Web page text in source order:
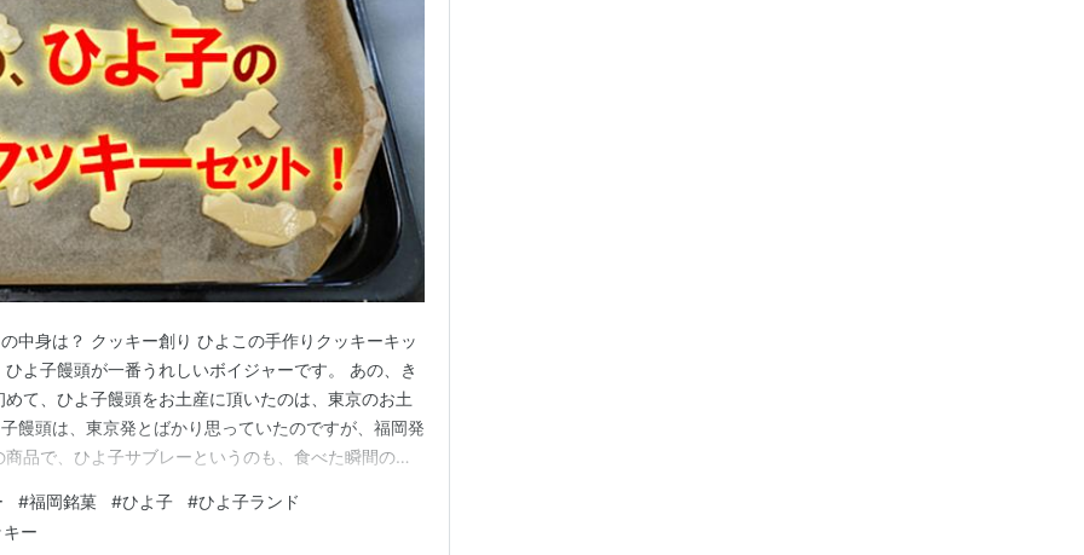
中身は？ クッキー創り ひよこの手作りクッキーキッ
よ子饅頭が一番うれしいボイジャーです。 あの、き
て、ひよ子饅頭をお土産に頂いたのは、東京のお土
饅頭は、東京発とばかり思っていたのですが、福岡発
品で、ひよ子サブレーというのも、食べた瞬間のミ
豊炭田で栄えていた時代の飯塚という所にあった菓子
す。 このお店で、大…
#福岡銘菓 #ひよ子 #ひよ子ランド
ー